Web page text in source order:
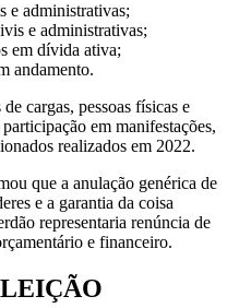
e administrativas;
e administrativas;
em dívida ativa;
andamento.
cargas, pessoas físicas e
em manifestações,
realizados em 2022.
que a anulação genérica de
e a garantia da coisa
representaria renúncia de
e financeiro.